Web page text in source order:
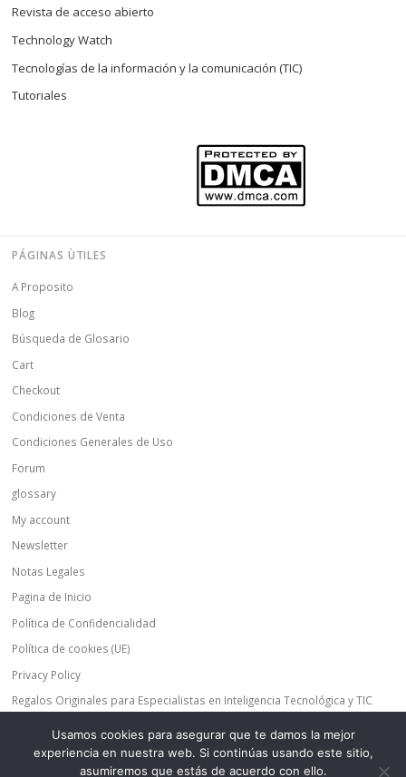
Revista de acceso abierto
Technology Watch
Tecnologías de la información y la comunicación (TIC)
Tutoriales
PÁGINAS ÙTILES
A Proposito
Blog
Búsqueda de Glosario
Cart
Checkout
Condiciones de Venta
Condiciones Generales de Uso
Forum
glossary
My account
Newsletter
Notas Legales
Pagina de Inicio
Política de Confidencialidad
Política de cookies (UE)
Privacy Policy
Regalos Originales para Especialistas en Inteligencia Tecnológica y TIC
Shop
Usamos cookies para asegurar que te damos la mejor
experiencia en nuestra web. Si continúas usando este sitio,
asumiremos que estás de acuerdo con ello.